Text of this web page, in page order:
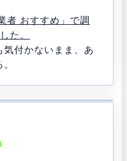
者 おすすめ」で調
た。
気付かないまま、あ